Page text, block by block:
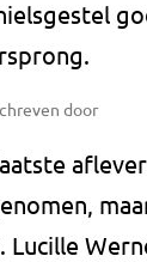
door
Lucille